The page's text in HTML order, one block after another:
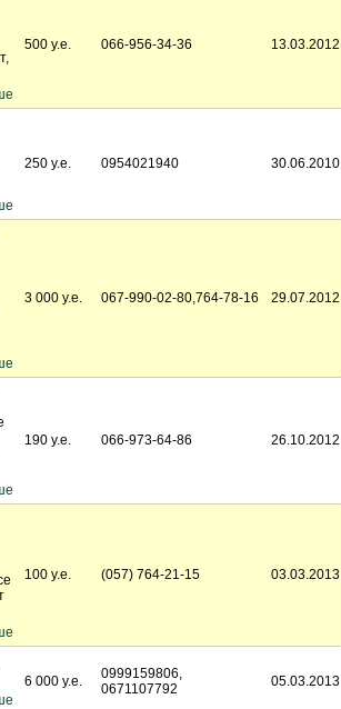
500 у.е. 066-956-34-36 13.03.2012
250 у.е. 0954021940 30.06.2010
3 000 у.е. 067-990-02-80,764-78-16 29.07.2012
190 у.е. 066-973-64-86 26.10.2012
100 у.е. (057) 764-21-15 03.03.2013
6 000 у.е.
0999159806,
0671107792
05.03.2013